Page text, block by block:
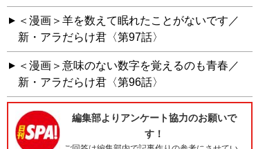
＜漫画＞羊を数えて眠れたことがないです／
新・アラだらけ君〈第97話〉
＜漫画＞意味のない数字を覚えるのも青春／
新・アラだらけ君〈第96話〉